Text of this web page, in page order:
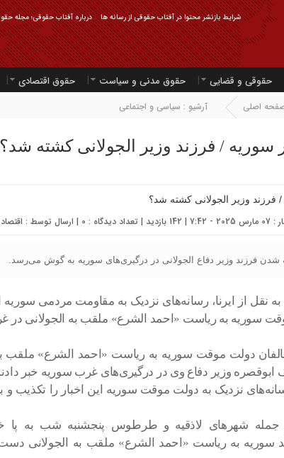
درباره آفتاب حقوقی؛ مجله شرایط بازنشر محتوا در آفتاب حقوقی از رسانه ها
حقوقی و قضایی حقوق مدنی و سیاست حقوق اقتصادی
اصلی آرشیو : سیاسی و اجتماعی
سوریه / فرزند وزیر الجولانی کشته شد؟
0 | ارسال توسط :
شدن فرزند وزیر دفاع الجولانی در درگیری‌های سوریه به گوش می‌رسد.
به نقل از ایرنا، رسانه‌های نزدیک به مقاومت مردمی
سوریه به ریاست «احمد الشرع» ملقب به الجولانی در
دولت موقت سوریه به ریاست «احمد الشرع» ملقب به
وزیر دفاع وی در درگیری‌های غرب سوریه خبر
نزدیک به دولت موقت سوریه این اخبار را تکذیب و
شهر‌های لاذقیه و طرطوس پنجشنبه شب به پا
به ریاست «احمد الشرع» ملقب به الجولانی